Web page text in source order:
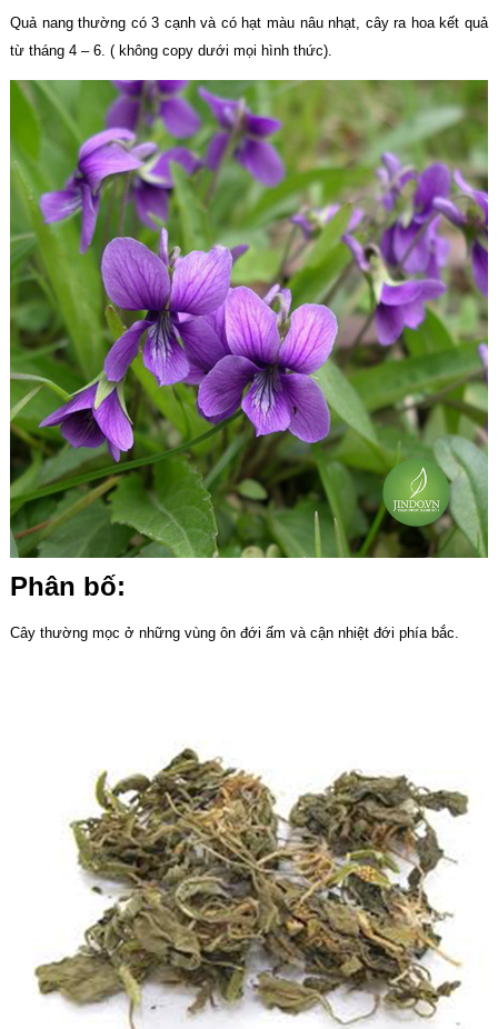
Quả nang thường có 3 cạnh và có hạt màu nâu nhạt, cây ra hoa kết quả
từ tháng 4 – 6. ( không copy dưới mọi hình thức).
Phân bố:
Cây thường mọc ở những vùng ôn đới ấm và cận nhiệt đới phía bắc.